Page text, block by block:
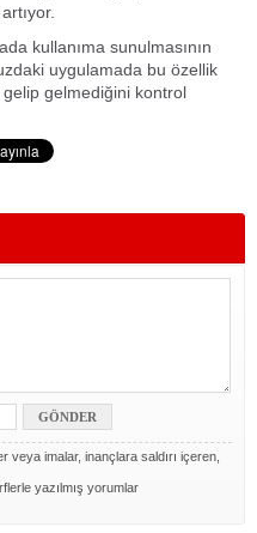
kullanıma sunulmasının
uygulamada bu özellik
gelmediğini kontrol
veya imalar, inançlara saldırı içeren,
yazılmış yorumlar